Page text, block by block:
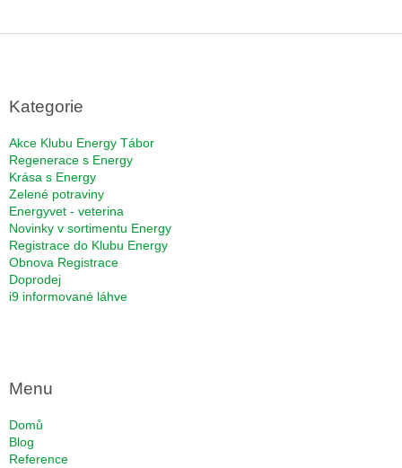
Kategorie
Akce Klubu Energy Tábor
Regenerace s Energy
Krása s Energy
Zelené potraviny
Energyvet - veterina
Novinky v sortimentu Energy
Registrace do Klubu Energy
Obnova Registrace
Doprodej
i9 informované láhve
Menu
Domů
Blog
Reference